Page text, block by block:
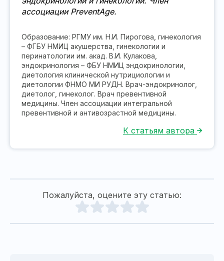
ассоциации PreventAge.
Образование: РГМУ им. Н.И. Пирогова, гинекология
– ФГБУ НМИЦ акушерства, гинекологии и
перинатологии им. акад. В.И. Кулакова,
эндокринология – ФБУ НМИЦ эндокринологии,
диетология клинической нутрициологии и
диетологии ФНМО МИ РУДН. Врач-эндокринолог,
диетолог, гинеколог. Врач превентивной
медицины. Член ассоциации интегральной
превентивной и антивозрастной медицины.
К статьям автора
Пожалуйста, оцените эту статью: